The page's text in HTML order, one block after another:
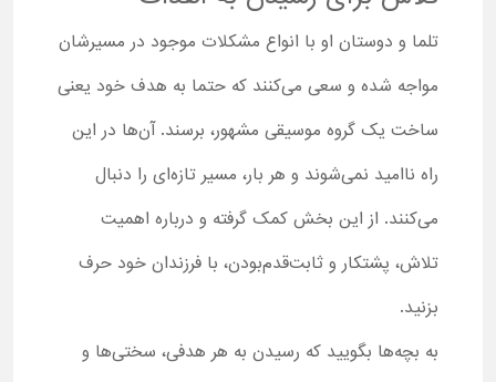
تلما و دوستان او با انواع مشکلات موجود در مسیرشان
مواجه شده و سعی می‌کنند که حتما به هدف خود یعنی
ساخت یک گروه موسیقی مشهور، برسند. آن‌ها در این
راه ناامید نمی‌شوند و هر بار، مسیر تازه‌ای را دنبال
می‌کنند. از این بخش کمک گرفته و درباره اهمیت
تلاش، پشتکار و ثابت‌قدم‌بودن، با فرزندان خود حرف
بزنید.
به بچه‌ها بگویید که رسیدن به هر هدفی، سختی‌ها و